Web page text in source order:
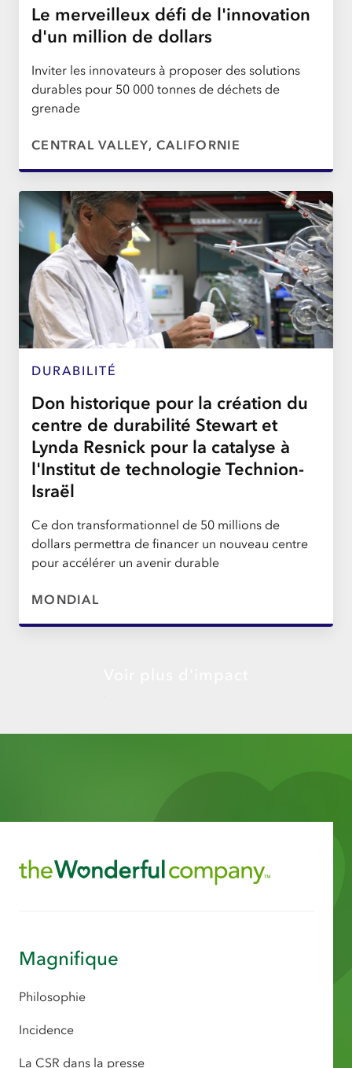
Le merveilleux défi de l'innovation
d'un million de dollars
Inviter les innovateurs à proposer des solutions
durables pour 50 000 tonnes de déchets de
grenade
CENTRAL VALLEY, CALIFORNIE
DURABILITÉ
Don historique pour la création du
centre de durabilité Stewart et
Lynda Resnick pour la catalyse à
l'Institut de technologie Technion-
Israël
Ce don transformationnel de 50 millions de
dollars permettra de financer un nouveau centre
pour accélérer un avenir durable
MONDIAL
Magnifique
Philosophie
Incidence
La CSR dans la presse